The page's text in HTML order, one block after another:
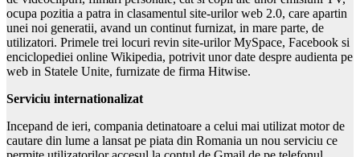
ocupa pozitia a patra in clasamentul site-urilor web 2.0, care apartin
unei noi generatii, avand un continut furnizat, in mare parte, de
utilizatori. Primele trei locuri revin site-urilor MySpace, Facebook si
enciclopediei online Wikipedia, potrivit unor date despre audienta pe
web in Statele Unite, furnizate de firma Hitwise.
Serviciu internationalizat
Incepand de ieri, compania detinatoare a celui mai utilizat motor de
cautare din lume a lansat pe piata din Romania un nou serviciu ce